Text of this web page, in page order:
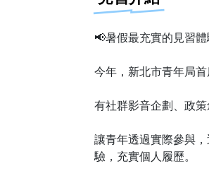
📢暑假最充實的見習
今年，新北市青年局
有社群影音企劃、政
讓青年透過實際參與
驗，充實個人履歷。